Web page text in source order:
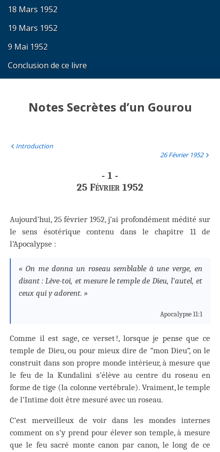
18 Mars 1952
19 Mars 1952
9 Mai 1952
Conclusion de ce livre
Notes Secrètes d’un Gourou
Introduction
26 Février 1952
- 1 -
25 Février 1952
Aujourd’hui, 25 février 1952, j’ai profondément médité sur
le sens ésotérique contenu dans le chapitre 11 de
l’Apocalypse :
« On me donna un roseau semblable à une verge, en
disant : Lève-toi, et mesure le temple de Dieu, l’autel, et
ceux qui y adorent. »
Apocalypse 11:1
Comme il est sage, ce verset !, lorsque je pense que ce
temple de Dieu, ou pour mieux dire de “mon Dieu”, on le
construit dans son propre monde intérieur, à mesure que
le feu de la Kundalini s’élève au centre du roseau en
forme de tige (la colonne vertébrale). Vraiment, le temple
de l’Intime doit être mesuré avec un roseau.
C’est merveilleux de voir dans les mondes internes
comment on s’y prend pour élever son temple, à mesure
que le feu sacré monte canon par canon, le long de ce